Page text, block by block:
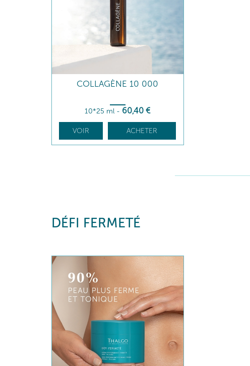
COLLAGÈNE 10 000
10*25 ml - 60,40 €
VOIR ACHETER
DÉFI FERMETÉ